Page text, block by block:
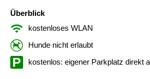
Überblick
kostenloses WLAN
Hunde nicht erlaubt
kostenlos: eigener Parkplatz direkt